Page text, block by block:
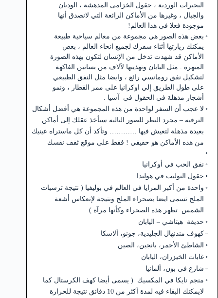
البحيرات الوردية ، حقول الخزامى المدهشة ، الوديان
والجبال ، وغيرها من الأماكن الرائعة التي لانصدق أنها
موجودة فعلا في هذا العالم!
بعض هذه الصور هي مجموعة من معالم سياحية طبيعة
يمكنك زيارتها أثناء سفرك لجميع انحاء العالم ، بعض
الأماكن قد شهدت تدخل من الإنسان لتكون بهذه الصورة
المبهرة . مثل اليابان وتهذيبها لآلاف من بساتين الفاكهة
لتشكيل نفق رومانسي رائع ، وايضا مثل النفق الطبيعي
على طول الطريق إلي اوكرانيا على ممر القطار ، ونمو
أشجار مذهلة في الحقول في آسيا .
لا عجب أن السفر لواحدة من هذه المجموعة هي أفضل أشكال
الترفيه – مجرد النظر للصور التالية سيأخذ عقلك إلى أماكن
بعيدة مذهلة لتعيش فيها ………… وتأكد أن كل ماستراه عينيك
من هذه الأماكن هو حقيقي ! فقط على موقع ثقف نفسك
نفق الحب في أوكرانيا
حقول التوليب في هولندا
واحدة من أكبر المرايا في العالم في بوليفيا ( نتيجة ترسبات
الملح تسمى ايضا بصحراء الملح ونتيجة لإنعكاس أشعة
الشمس تظهر هذه الصحراء وكأنها مرآة )
حديقة هيتاشي – اليابان
كهوف مندنهال الجليدية، جونو، ألاسكا
الشاطئ الأحمر، بانجين، الصين
غابات الخيزران، اليابان
شارع في بون، ألمانيا
منجم نايكا في المكسيك ( يسمى أيضا كهف الكرستال كما
لايمكنك البقاء فيه لمدة أكثر من 10 دقائق نتيجة للحرارة